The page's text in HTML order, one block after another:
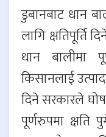
डुबानबाट धान
लागि क्षतिपूर्ति
धान बालीमा
किसानलाई
दिने सरकारले
पूर्णरुपमा क्षति